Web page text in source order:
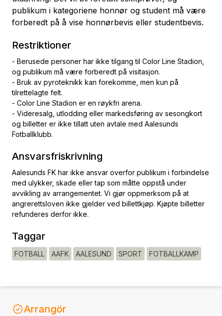
publikum i kategoriene honnør og student må være
forberedt på å vise honnørbevis eller studentbevis.
Restriktioner
- Berusede personer har ikke tilgang til Color Line Stadion,
og publikum må være forberedt på visitasjon.
- Bruk av pyroteknikk kan forekomme, men kun på
tilrettelagte felt.
- Color Line Stadion er en røykfri arena.
- Videresalg, utlodding eller markedsføring av sesongkort
og billetter er ikke tillatt uten avtale med Aalesunds
Fotballklubb.
Ansvarsfriskrivning
Aalesunds FK har ikke ansvar overfor publikum i forbindelse
med ulykker, skade eller tap som måtte oppstå under
avvikling av arrangementet. Vi gjør oppmerksom på at
angrerettsloven ikke gjelder ved billettkjøp. Kjøpte billetter
refunderes derfor ikke.
Taggar
FOTBALL AAFK AALESUND SPORT FOTBALLKAMP
Arrangör